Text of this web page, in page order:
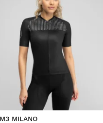
M3 MILANO